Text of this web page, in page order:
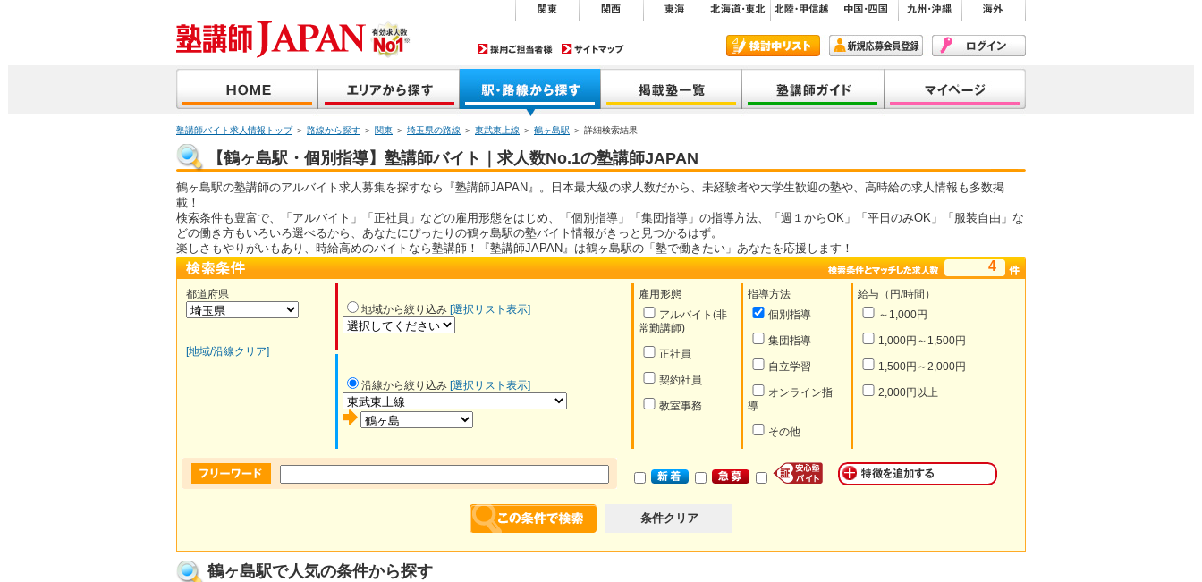
塾講師バイト求人情報トップ＞ 路線から探す ＞ 関東 ＞ 埼玉県の路線 ＞ 東武東上線 ＞ 鶴ヶ島駅 ＞ 詳細検索結果
【鶴ヶ島駅・個別指導】塾講師バイト｜求人数No.1の塾講師JAPAN
鶴ヶ島駅の塾講師のアルバイト求人募集を探すなら『塾講師JAPAN』。日本最大級の求人数だから、未経験者や大学生歓迎の塾や、高時給の求人情報も多数掲
載！
検索条件も豊富で、「アルバイト」「正社員」などの雇用形態をはじめ、「個別指導」「集団指導」の指導方法、「週１からOK」「平日のみOK」「服装自由」な
どの働き方もいろいろ選べるから、あなたにぴったりの鶴ヶ島駅の塾バイト情報がきっと見つかるはず。
楽しさもやりがいもあり、時給高めのバイトなら塾講師！『塾講師JAPAN』は鶴ヶ島駅の「塾で働きたい」あなたを応援します！
4
都道府県
[地域/沿線クリア]
地域から絞り込み [選択リスト表示]
雇用形態
アルバイト(非
常勤講師)
正社員
契約社員
教室事務
指導方法
個別指導
集団指導
自立学習
オンライン指
導
その他
給与（円/時間）
～1,000円
1,000円～1,500円
1,500円～2,000円
2,000円以上
沿線から絞り込み [選択リスト表示]
条件クリア
鶴ヶ島駅で人気の条件から探す